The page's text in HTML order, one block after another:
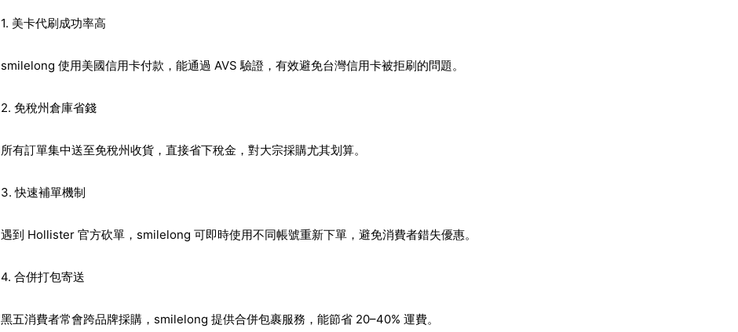
1. 美卡代刷成功率高
smilelong 使用美國信用卡付款，能通過 AVS 驗證，有效避免台灣信用卡被拒刷的問題。
2. 免稅州倉庫省錢
所有訂單集中送至免稅州收貨，直接省下稅金，對大宗採購尤其划算。
3. 快速補單機制
遇到 Hollister 官方砍單，smilelong 可即時使用不同帳號重新下單，避免消費者錯失優惠。
4. 合併打包寄送
黑五消費者常會跨品牌採購，smilelong 提供合併包裹服務，能節省 20–40% 運費。